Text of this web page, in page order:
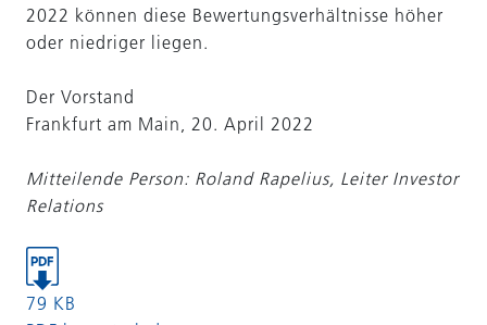
2022 können diese Bewertungsverhältnisse höher
oder niedriger liegen.
Der Vorstand
Frankfurt am Main, 20. April 2022
Mitteilende Person: Roland Rapelius, Leiter Investor
Relations
79 KB